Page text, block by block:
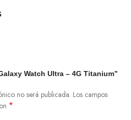
Watch Ultra – 4G Titanium”
no será publicada. Los campos
*